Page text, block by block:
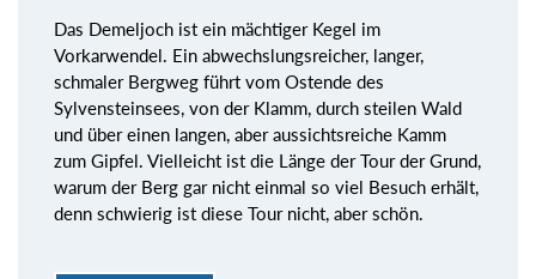
Das Demeljoch ist ein mächtiger Kegel im
Vorkarwendel. Ein abwechslungsreicher, langer,
schmaler Bergweg führt vom Ostende des
Sylvensteinsees, von der Klamm, durch steilen Wald
und über einen langen, aber aussichtsreiche Kamm
zum Gipfel. Vielleicht ist die Länge der Tour der Grund,
warum der Berg gar nicht einmal so viel Besuch erhält,
denn schwierig ist diese Tour nicht, aber schön.